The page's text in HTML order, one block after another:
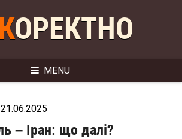
КОРЕКТНО
MENU
21.06.2025
– Іран: що далі?